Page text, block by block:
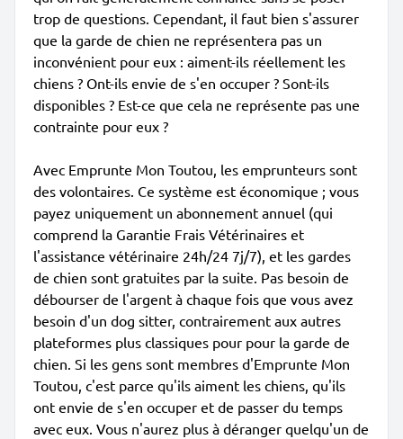
trop de questions. Cependant, il faut bien s'assurer
que la garde de chien ne représentera pas un
inconvénient pour eux : aiment-ils réellement les
chiens ? Ont-ils envie de s'en occuper ? Sont-ils
disponibles ? Est-ce que cela ne représente pas une
contrainte pour eux ?
Avec Emprunte Mon Toutou, les emprunteurs sont
des volontaires. Ce système est économique ; vous
payez uniquement un abonnement annuel (qui
comprend la Garantie Frais Vétérinaires et
l'assistance vétérinaire 24h/24 7j/7), et les gardes
de chien sont gratuites par la suite. Pas besoin de
débourser de l'argent à chaque fois que vous avez
besoin d'un dog sitter, contrairement aux autres
plateformes plus classiques pour pour la garde de
chien. Si les gens sont membres d'Emprunte Mon
Toutou, c'est parce qu'ils aiment les chiens, qu'ils
ont envie de s'en occuper et de passer du temps
avec eux. Vous n'aurez plus à déranger quelqu'un de